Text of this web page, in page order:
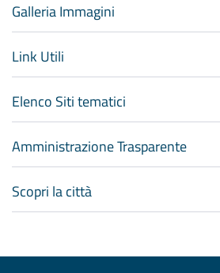
Galleria Immagini
Link Utili
Elenco Siti tematici
Amministrazione Trasparente
Scopri la città